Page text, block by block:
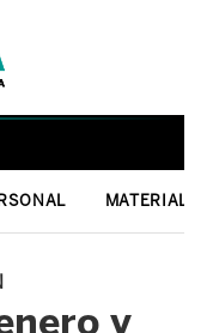
MATERIAL
y